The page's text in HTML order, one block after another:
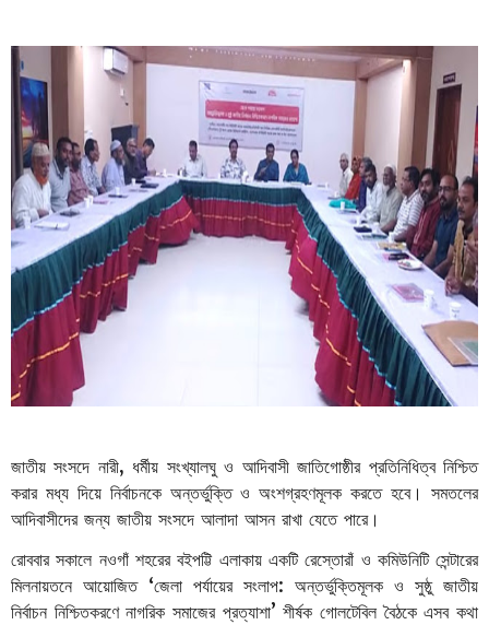
জাতীয় সংসদে নারী, ধর্মীয় সংখ্যালঘু ও আদিবাসী জাতিগোষ্ঠীর প্রতিনিধিত্ব নিশ্চিত
করার মধ্য দিয়ে নির্বাচনকে অন্তর্ভুক্তি ও অংশগ্রহণমূলক করতে হবে।
সমতলের
আদিবাসীদের জন্য জাতীয় সংসদে আলাদা আসন রাখা যেতে পারে।
রোববার সকালে নওগাঁ শহরের বইপট্টি এলাকায় একটি রেস্তোরাঁ ও কমিউনিটি সেন্টারের
মিলনায়তনে আয়োজিত‘জেলা পর্যায়ের সংলাপ: অন্তর্ভুক্তিমূলক ও সুষ্ঠু জাতীয়
নির্বাচন নিশ্চিতকরণে নাগরিক সমাজের প্রত্যাশা’শীর্ষক গোলটেবিল বৈঠকে এসব কথা